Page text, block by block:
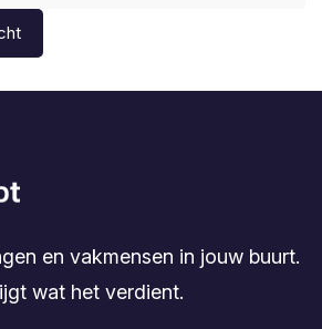
en vakmensen in jouw buurt.
wat het verdient.